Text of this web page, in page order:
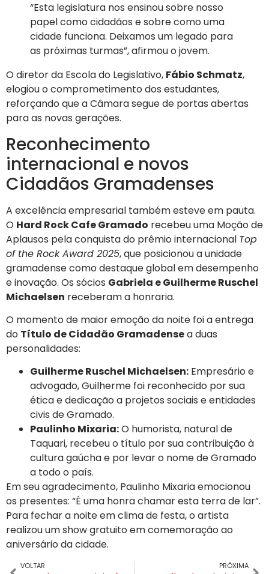
“Esta legislatura nos ensinou sobre nosso
papel como cidadãos e sobre como uma
cidade funciona. Deixamos um legado para
as próximas turmas”, afirmou o jovem.
O diretor da Escola do Legislativo, Fábio Schmatz,
elogiou o comprometimento dos estudantes,
reforçando que a Câmara segue de portas abertas
para as novas gerações.
Reconhecimento
internacional e novos
Cidadãos Gramadenses
A excelência empresarial também esteve em pauta.
O Hard Rock Cafe Gramado recebeu uma Moção de
Aplausos pela conquista do prêmio internacional Top
of the Rock Award 2025, que posicionou a unidade
gramadense como destaque global em desempenho
e inovação. Os sócios Gabriela e Guilherme Ruschel
Michaelsen receberam a honraria.
O momento de maior emoção da noite foi a entrega
do Título de Cidadão Gramadensea duas
personalidades:
Guilherme Ruschel Michaelsen: Empresário e
advogado, Guilherme foi reconhecido por sua
ética e dedicação a projetos sociais e entidades
civis de Gramado.
Paulinho Mixaria:O humorista, natural de
Taquari, recebeu o título por sua contribuição à
cultura gaúcha e por levar o nome de Gramado
a todo o país.
Em seu agradecimento, Paulinho Mixaria emocionou
os presentes: “É uma honra chamar esta terra de lar”.
Para fechar a noite em clima de festa, o artista
realizou um show gratuito em comemoração ao
aniversário da cidade.
VOLTAR PRÓXIMA